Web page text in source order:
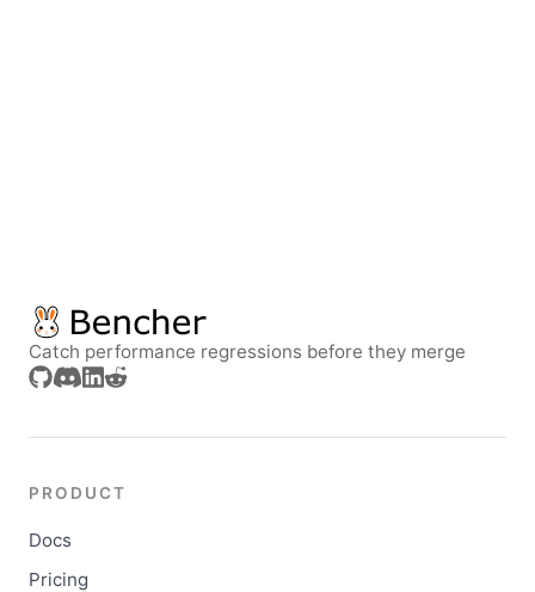
Catch performance regressions before they merge
PRODUCT
Docs
Pricing